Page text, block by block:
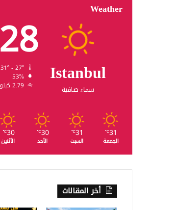
Weather
Istanbul
سماء صافية
28
53%
2.79 كيلومتر/ساعة
31
℃
الجمعة
31
℃
السبت
30
℃
الأحد
30
℃
الأثنين
أخر المقالات